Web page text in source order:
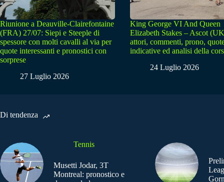
Riunione a Deauville-Clairefontaine
(FRA) 27/07: Siepi e Steeple di
spessore con molti cavalli al via per
quote interessanti e pronostici con
sorprese
27 Luglio 2026
King George VI And Queen
Elizabeth Stakes – Ascot
attori, commenti, prono,
indicative ed analisi della
24 Luglio 2026
Di tendenza
Tennis
Musetti Jodar, 3T
Montreal: pronostico e